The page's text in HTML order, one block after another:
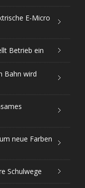
E-Micro
Betrieb ein
Bahn wird
neue Farben
Schulwege